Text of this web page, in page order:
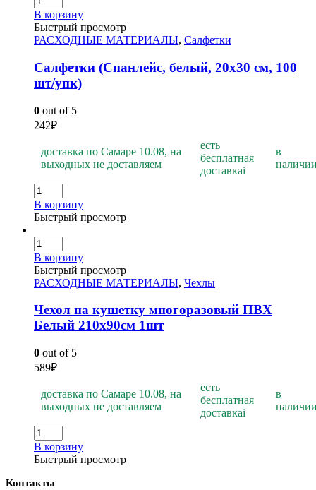
В корзину
Быстрый просмотр
РАСХОДНЫЕ МАТЕРИАЛЫ, Салфетки
Салфетки (Спанлейс, белый, 20х30 см, 100
шт/упк)
0 out of 5
242₽
доставка по Самаре 10.08, на
выходных не доставляем
есть
бесплатная
доставкаi
в
В корзину
Быстрый просмотр
В корзину
Быстрый просмотр
РАСХОДНЫЕ МАТЕРИАЛЫ, Чехлы
Чехол на кушетку многоразовый ПВХ
Белый 210х90см 1шт
0 out of 5
589₽
доставка по Самаре 10.08, на
выходных не доставляем
есть
бесплатная
доставкаi
в
В корзину
Быстрый просмотр
Контакты